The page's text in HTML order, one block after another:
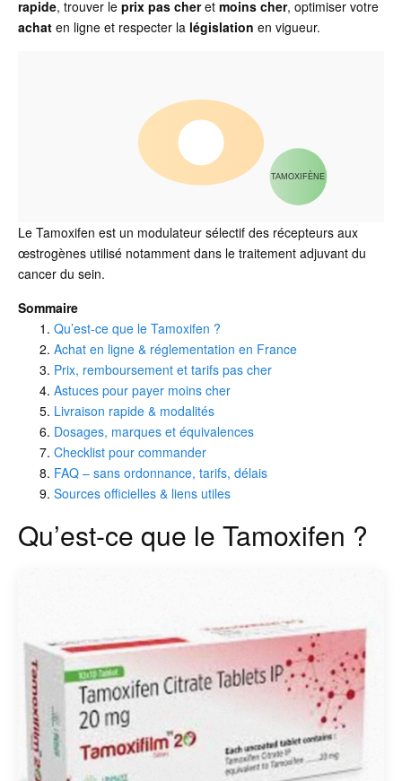
rapide, trouver le prix pas cheret moins cher, optimiser votre
achat en ligne et respecter la législation en vigueur.
TAMOXIFÈNE
Le Tamoxifen est un modulateur sélectif des récepteurs aux
œstrogènes utilisé notamment dans le traitement adjuvant du
cancer du sein.
Sommaire
Qu’est-ce que le Tamoxifen ?
Achat en ligne & réglementation en France
Prix, remboursement et tarifs pas cher
Astuces pour payer moins cher
Livraison rapide & modalités
Dosages, marques et équivalences
Checklist pour commander
FAQ – sans ordonnance, tarifs, délais
Sources officielles & liens utiles
Qu’est-ce que le Tamoxifen ?